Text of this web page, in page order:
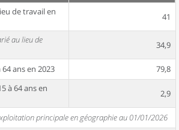
de travail en
41
au lieu de
34,9
ans en 2023
79,8
à 64 ans en
2,9
principale en géographie au 01/01/2026